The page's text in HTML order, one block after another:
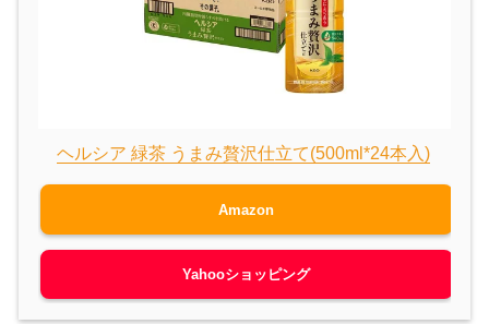
ヘルシア 緑茶 うまみ贅沢仕立て(500ml*24本入)
Amazon
Yahooショッピング